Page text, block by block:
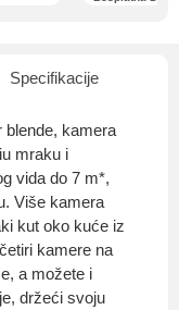
Specifikacije
blende, kamera
mraku i
vida do 7 m*,
Više kamera
kut oko kuće iz
kamere na
a možete i
držeći svoju
nama
kupca